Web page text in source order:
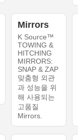
Mirrors
K Source™
TOWING &
HITCHING
MIRRORS:
SNAP & ZAP
맞춤형 외관
과 성능을 위
해 사용되는
고품질
Mirrors.